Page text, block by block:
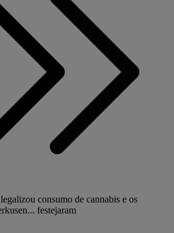
consumo de cannabis e os
festejaram